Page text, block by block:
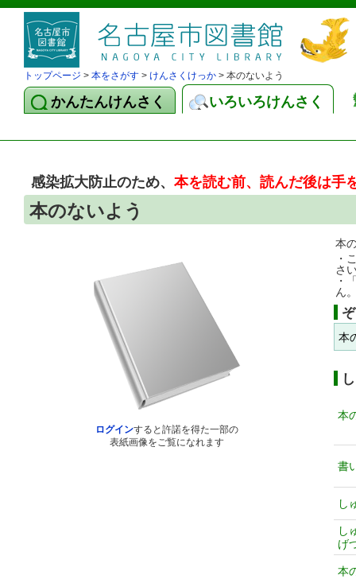
トップページ > 本をさがす > けんさくけっか > 本のないよう
かんたんけんさく いろいろけんさく
感染拡大防止のため、本を読む前、読んだ後は手
本のないよう
ログインすると許諾を得た一部の
表紙画像をご覧になれます
本
・
さ
・
ん
本
本
書
し
し
げ
本